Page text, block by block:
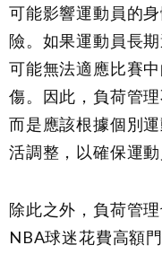
可能影響運動員的
險。如果運動員長
可能無法適應比賽
傷。因此，負荷管
而是應該根據個別
活調整，以確保運
除此之外，負荷管
NBA球迷花費高額